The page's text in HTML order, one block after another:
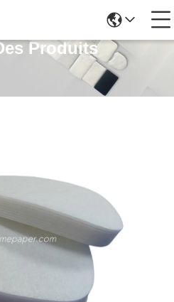
Produits